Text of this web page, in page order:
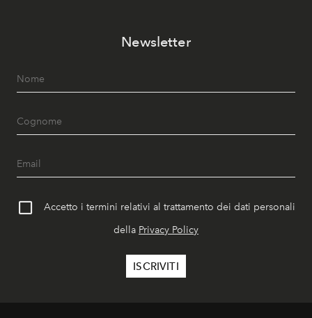
Newsletter
Accetto i termini relativi al trattamento dei dati personali
della Privacy Policy